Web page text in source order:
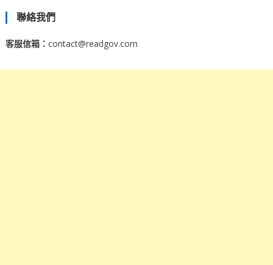
聯絡我們
客服信箱： contact@readgov.com